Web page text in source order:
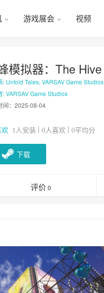
游戏展会 视频
模拟器：The Hive
: Untold Tales, VARSAV Game Studios
: VARSAV Game Studios
： 2025-08-04
欢 1 人安装 0人喜欢 0平均分
下载
评价0